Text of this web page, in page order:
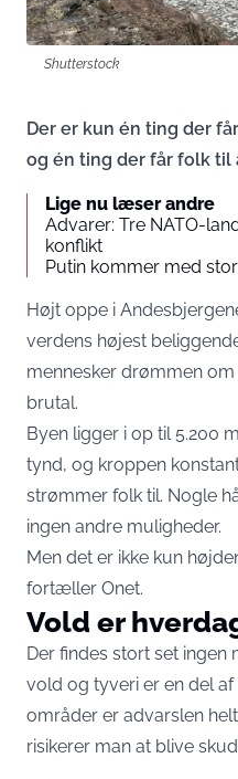
Shutterstock
Der er kun én ting der
og én ting der får folk til
Lige nu læser andre
Advarer: Tre NATO-
konflikt
Putin kommer med
Højt oppe i
verdens højest
mennesker drømmen
brutal.
Byen ligger i op til 5.200
tynd, og kroppen
strømmer folk til. Nogle
ingen andre muligheder.
Men det er ikke kun
fortæller Onet.
Vold er
Der findes stort set ingen
vold og tyveri er en del af
områder er advarslen
risikerer man at blive